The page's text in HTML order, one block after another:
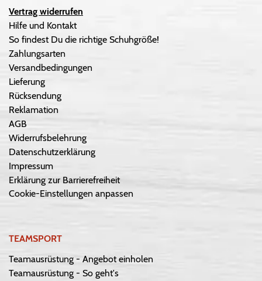
Vertrag widerrufen
Hilfe und Kontakt
So findest Du die richtige Schuhgröße!
Zahlungsarten
Versandbedingungen
Lieferung
Rücksendung
Reklamation
AGB
Widerrufsbelehrung
Datenschutzerklärung
Impressum
Erklärung zur Barrierefreiheit
Cookie-Einstellungen anpassen
TEAMSPORT
Teamausrüstung - Angebot einholen
Teamausrüstung - So geht's